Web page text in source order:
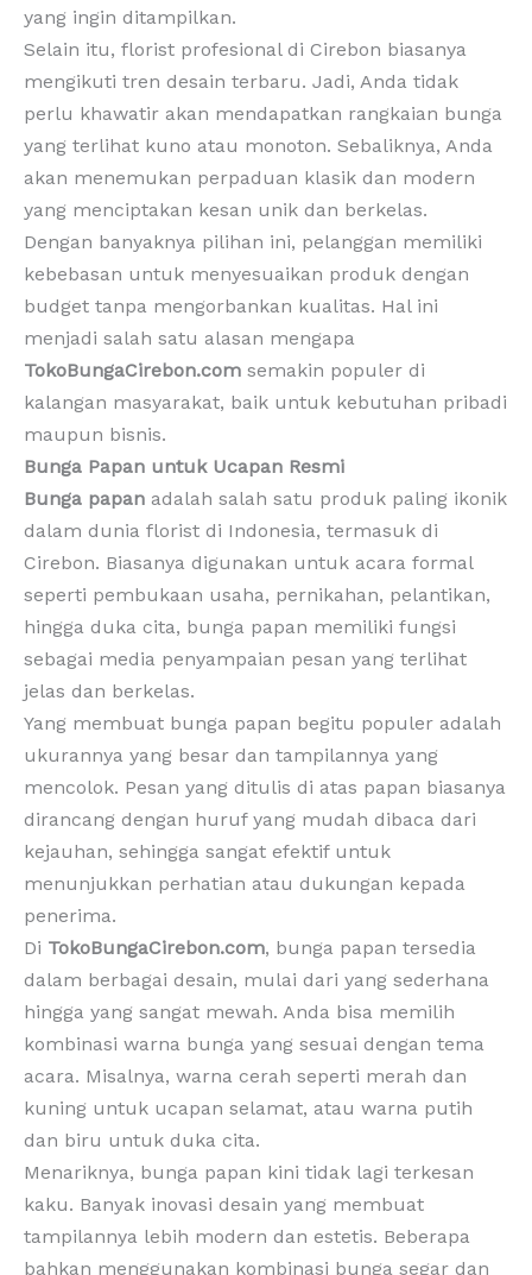
yang ingin ditampilkan.
Selain itu, florist profesional di Cirebon biasanya
mengikuti tren desain terbaru. Jadi, Anda tidak
perlu khawatir akan mendapatkan rangkaian bunga
yang terlihat kuno atau monoton. Sebaliknya, Anda
akan menemukan perpaduan klasik dan modern
yang menciptakan kesan unik dan berkelas.
Dengan banyaknya pilihan ini, pelanggan memiliki
kebebasan untuk menyesuaikan produk dengan
budget tanpa mengorbankan kualitas. Hal ini
menjadi salah satu alasan mengapa
TokoBungaCirebon.com semakin populer di
kalangan masyarakat, baik untuk kebutuhan pribadi
maupun bisnis.
Bunga Papan untuk Ucapan Resmi
Bunga papan adalah salah satu produk paling ikonik
dalam dunia florist di Indonesia, termasuk di
Cirebon. Biasanya digunakan untuk acara formal
seperti pembukaan usaha, pernikahan, pelantikan,
hingga duka cita, bunga papan memiliki fungsi
sebagai media penyampaian pesan yang terlihat
jelas dan berkelas.
Yang membuat bunga papan begitu populer adalah
ukurannya yang besar dan tampilannya yang
mencolok. Pesan yang ditulis di atas papan biasanya
dirancang dengan huruf yang mudah dibaca dari
kejauhan, sehingga sangat efektif untuk
menunjukkan perhatian atau dukungan kepada
penerima.
Di TokoBungaCirebon.com, bunga papan tersedia
dalam berbagai desain, mulai dari yang sederhana
hingga yang sangat mewah. Anda bisa memilih
kombinasi warna bunga yang sesuai dengan tema
acara. Misalnya, warna cerah seperti merah dan
kuning untuk ucapan selamat, atau warna putih
dan biru untuk duka cita.
Menariknya, bunga papan kini tidak lagi terkesan
kaku. Banyak inovasi desain yang membuat
tampilannya lebih modern dan estetis. Beberapa
bahkan menggunakan kombinasi bunga segar dan